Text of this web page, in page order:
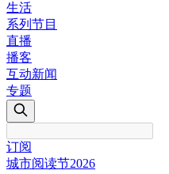
生活
系列节目
直播
播客
互动新闻
专题
订阅
城市阅读节2026